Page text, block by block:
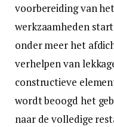
voorbereiding van
werkzaamheden
onder meer het
verhelpen van
constructieve
wordt beoogd het
naar de volledige